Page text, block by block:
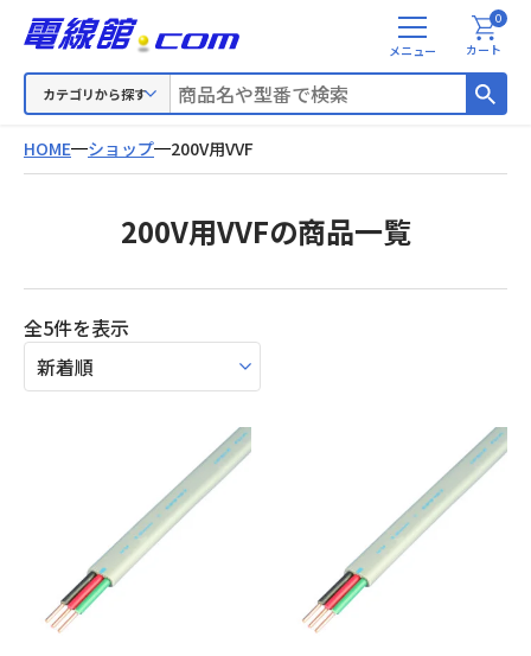
カテゴリから探す
メ
ニ
カート
0
HOME ショップ 200V用VVF
200V用VVFの商品一覧
全5件を表示新
い